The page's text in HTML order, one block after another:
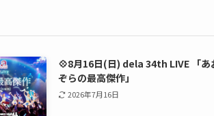
💠8月16日(日) dela 34th LIVE 「あ
ぞらの最高傑作」
2026年7月16日